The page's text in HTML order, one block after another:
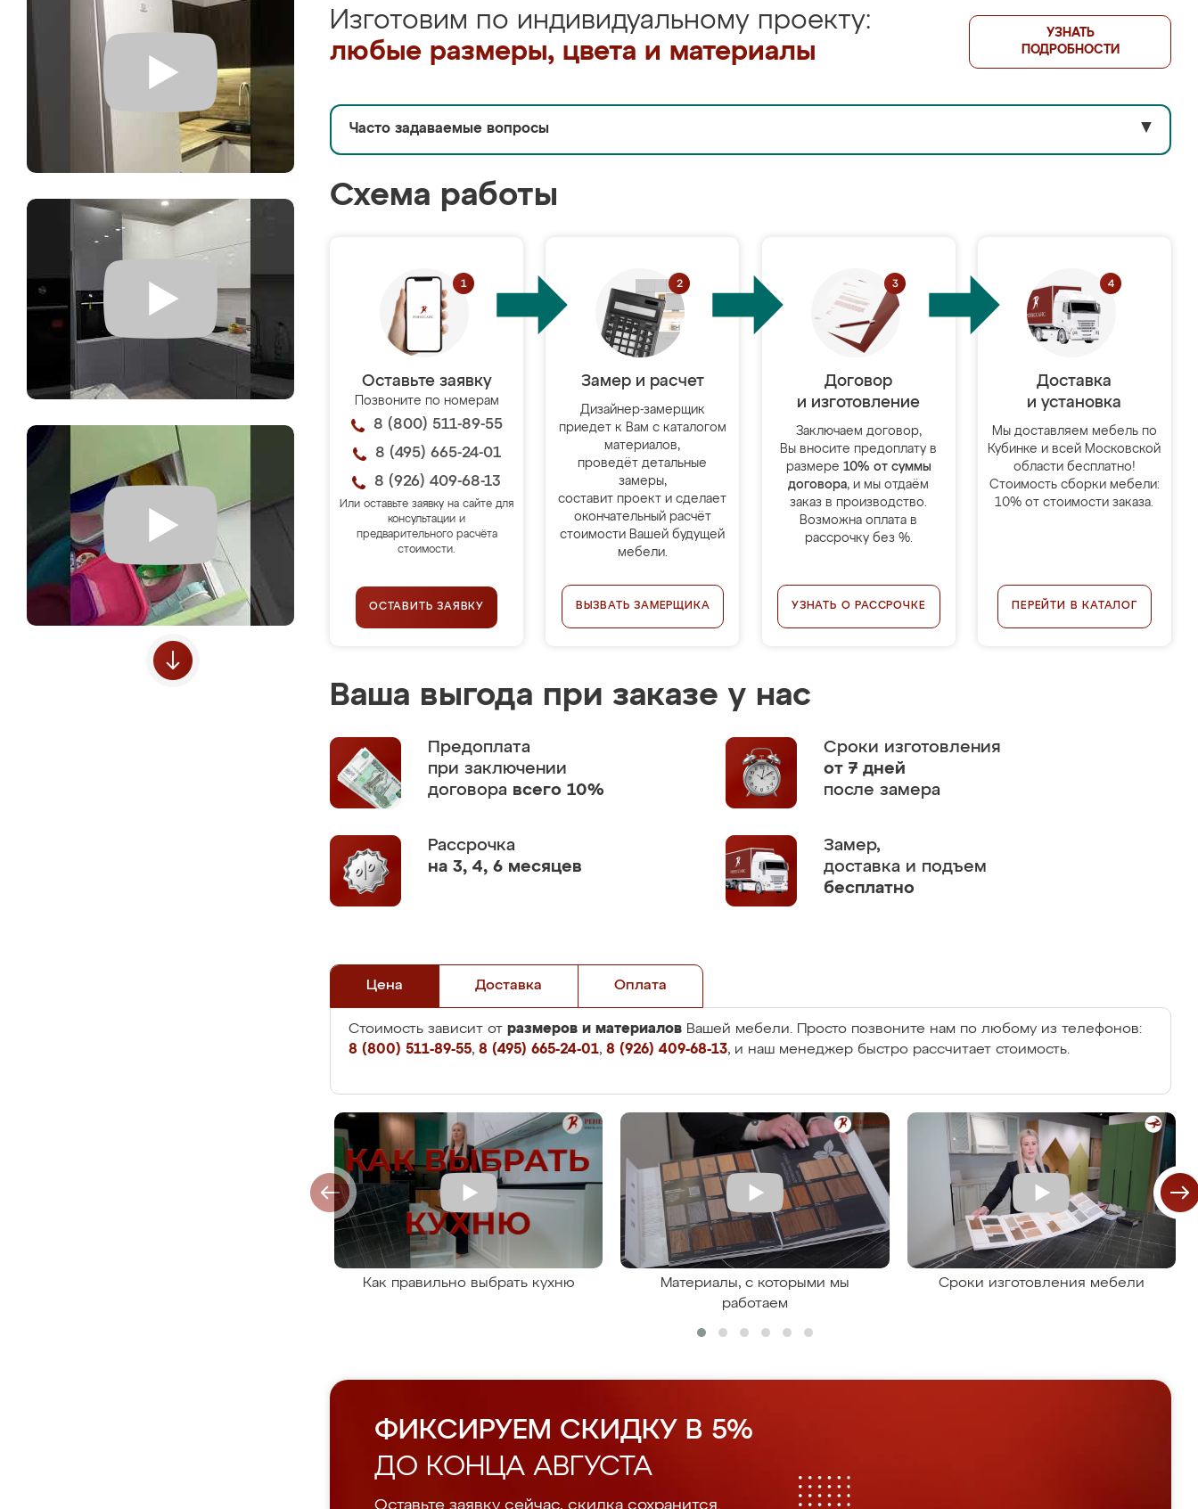
Изготовим по индивидуальному проекту:
любые размеры, цвета и материалы
УЗНАТЬ
ПОДРОБНОСТИ
Часто задаваемые вопросы ▼
Схема работы
Оставьте заявку
Позвоните по номерам
8 (800) 511-89-55
8 (495) 665-24-01
8 (926) 409-68-13
Или оставьте заявку на сайте для
консультации и
предварительного расчёта
стоимости.
ОСТАВИТЬ ЗАЯВКУ
Замер и расчет
Дизайнер-замерщик
приедет к Вам с каталогом
материалов,
проведёт детальные
замеры,
составит проект и сделает
окончательный расчёт
стоимости Вашей будущей
мебели.
ВЫЗВАТЬ ЗАМЕРЩИКА
Договор
и изготовление
Заключаем договор,
Вы вносите предоплату в
размере 10% от суммы
договора, и мы отдаём
заказ в производство.
Возможна оплата в
рассрочку без %.
УЗНАТЬ О РАССРОЧКЕ
Доставка
и установка
Мы доставляем мебель по
Кубинке и всей Московской
области бесплатно!
Стоимость сборки мебели:
10% от стоимости заказа.
ПЕРЕЙТИ В КАТАЛОГ
Ваша выгода при заказе у нас
Предоплата
при заключении
договора всего 10%
Сроки изготовления
от 7 дней
после замера
Рассрочка
на 3, 4, 6 месяцев
Замер,
доставка и подъем
бесплатно
Цена Доставка Оплата
Стоимость зависит от размеров и материалов Вашей мебели. Просто позвоните нам по любому из телефонов:
8 (800) 511-89-55, 8 (495) 665-24-01, 8 (926) 409-68-13, и наш менеджер быстро рассчитает стоимость.
Как правильно выбрать кухню
Материалы, с которыми мы
работаем
Сроки изготовления мебели
ФИКСИРУЕМ СКИДКУ В 5%
ДО КОНЦА АВГУСТА
Оставьте заявку сейчас, скидка сохранится.